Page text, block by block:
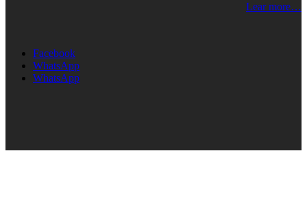
Lear more…
Facebook
WhatsApp
WhatsApp